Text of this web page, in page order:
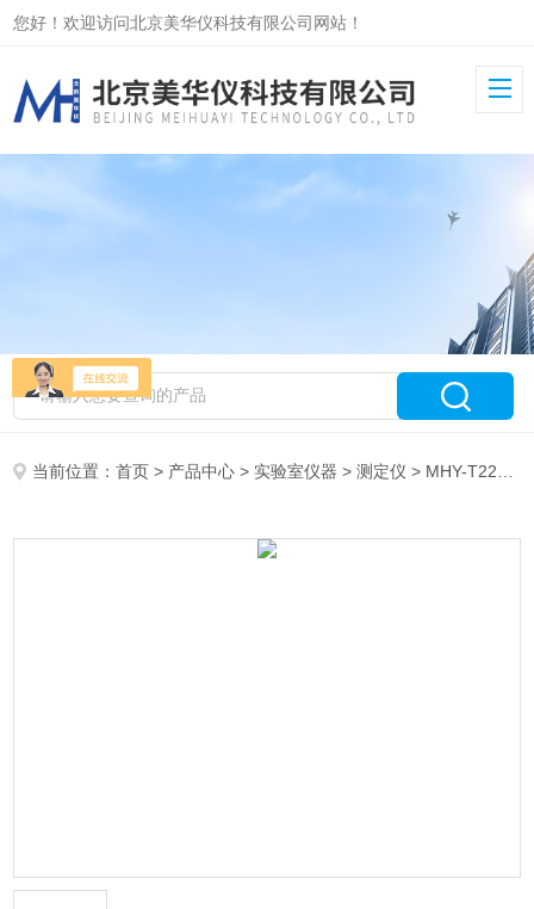
您好！欢迎访问北京美华仪科技有限公司网站！
当前位置：首页 > 产品中心 > 实验室仪器 >测定仪 > MHY-T2293D全自动喹啉不溶物测定仪